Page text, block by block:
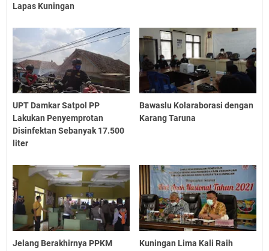
Lapas Kuningan
UPT Damkar Satpol PP
Lakukan Penyemprotan
Disinfektan Sebanyak 17.500
liter
Bawaslu Kolaraborasi dengan
Karang Taruna
Jelang Berakhirnya PPKM
Kuningan Lima Kali Raih